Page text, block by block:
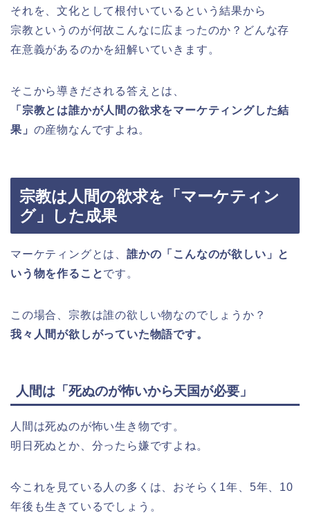
それを、文化として根付いているという結果から
宗教というのが何故こんなに広まったのか？どんな存
在意義があるのかを紐解いていきます。
そこから導きだされる答えとは、
「宗教とは誰かが人間の欲求をマーケティングした結
果」 の産物なんですよね。
宗教は人間の欲求を「マーケティン
グ」
した成果
マーケティングとは、 誰かの「こんなのが欲しい」と
いう物を作ることです。
この場合、宗教は誰の欲しい物なのでしょうか？
我々人間が欲しがっていた物語です。
人間は「死ぬのが怖いから天国が必要」
人間は死ぬのが怖い生き物です。
明日死ぬとか、分ったら嫌ですよね。
今これを見ている人の多くは、おそらく1年、5年、10
年後も生きているでしょう。